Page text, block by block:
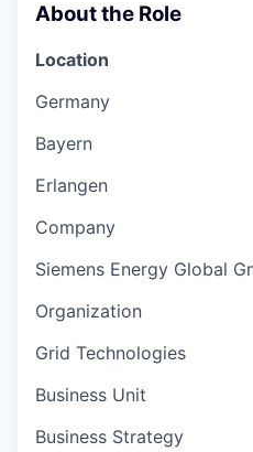
About the Role
Location
Germany
Bayern
Erlangen
Company
Siemens Energy Global
Organization
Grid Technologies
Business Unit
Business Strategy